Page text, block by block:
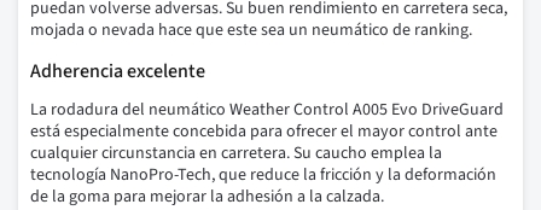
puedan volverse adversas. Su buen rendimiento en carretera seca,
mojada o nevada hace que este sea un neumático de ranking.
Adherencia excelente
La rodadura del neumático Weather Control A005 Evo DriveGuard
está especialmente concebida para ofrecer el mayor control ante
cualquier circunstancia en carretera. Su caucho emplea la
tecnología NanoPro-Tech, que reduce la fricción y la deformación
de la goma para mejorar la adhesión a la calzada.